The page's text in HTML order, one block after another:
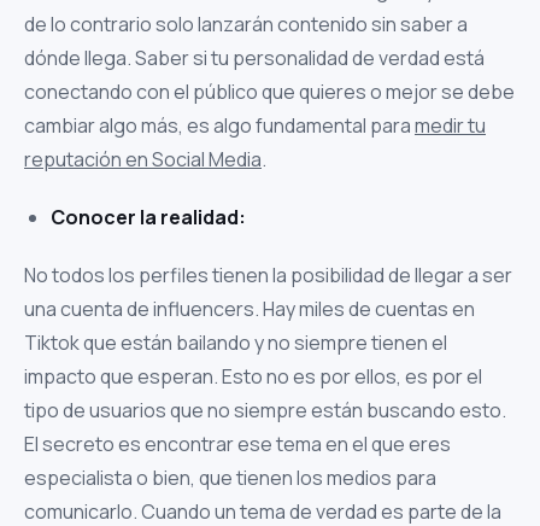
de lo contrario solo lanzarán contenido sin saber a
dónde llega. Saber si tu personalidad de verdad está
conectando con el público que quieres o mejor se debe
cambiar algo más, es algo fundamental paramedir tu
reputación en Social Media.
Conocer la realidad:
No todos los perfiles tienen la posibilidad de llegar a ser
una cuenta de influencers. Hay miles de cuentas en
Tiktok que están bailando y no siempre tienen el
impacto que esperan. Esto no es por ellos, es por el
tipo de usuarios que no siempre están buscando esto.
El secreto es encontrar ese tema en el que eres
especialista o bien, que tienen los medios para
comunicarlo. Cuando un tema de verdad es parte de la